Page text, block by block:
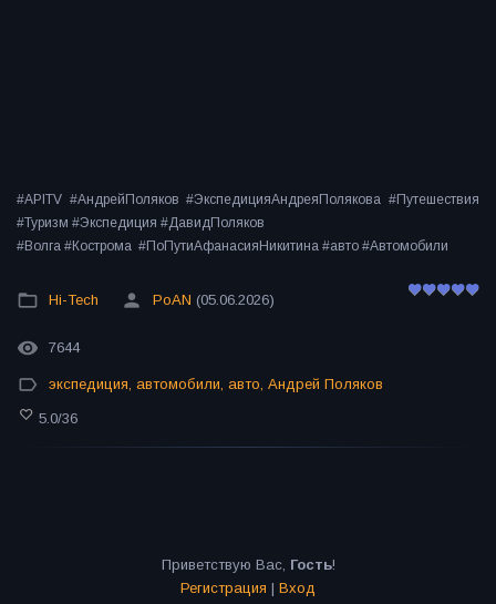
#APITV #АндрейПоляков #ЭкспедицияАндреяПолякова #Путешествия
#Туризм #Экспедиция #ДавидПоляков
#Волга #Кострома #ПоПутиАфанасияНикитина #авто #Автомобили
Hi-Tech PoAN (05.06.2026)
7644
экспедиция, автомобили, авто, Андрей Поляков
5.0/36
Приветствую Вас, Гость!
Регистрация | Вход